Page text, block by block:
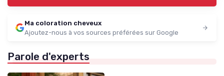
Ma coloration cheveux
Ajoutez-nous à vos sources préférées sur Google
Parole d'experts